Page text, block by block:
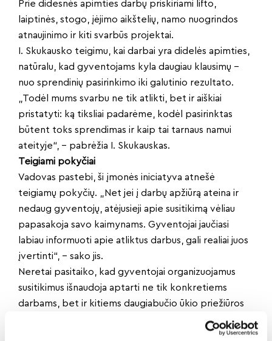
Prie didesnės apimties darbų priskiriami lifto,
laiptinės, stogo, įėjimo aikštelių, namo nuogrindos
atnaujinimo ir kiti svarbūs projektai.
I. Skukausko teigimu, kai darbai yra didelės apimties,
natūralu, kad gyventojams kyla daugiau klausimų –
nuo sprendinių pasirinkimo iki galutinio rezultato.
„Todėl mums svarbu ne tik atlikti, bet ir aiškiai
pristatyti: ką tiksliai padarėme, kodėl pasirinktas
būtent toks sprendimas ir kaip tai tarnaus namui
ateityje“, – pabrėžia I. Skukauskas.
Teigiami pokyčiai
Vadovas pastebi, ši įmonės iniciatyva atnešė
teigiamų pokyčių. „Net jei į darbų apžiūrą ateina ir
nedaug gyventojų, atėjusieji apie susitikimą vėliau
papasakoja savo kaimynams. Gyventojai jaučiasi
labiau informuoti apie atliktus darbus, gali realiai juos
įvertinti“, – sako jis.
Neretai pasitaiko, kad gyventojai organizuojamus
susitikimus išnaudoja aptarti ne tik konkretiems
darbams, bet ir kitiems daugiabučio ūkio priežiūros
„Kai klientai yra aktyvūs, kai jiems rūpi namo būklė